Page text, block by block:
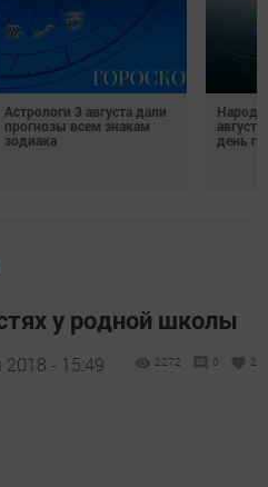
Астрологи 3 августа дали
прогнозы всем знакам
зодиака
день
у родной школы
2018 - 15:49 2272 0 2